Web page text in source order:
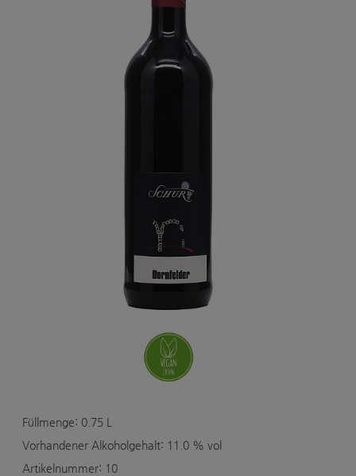
Füllmenge: 0.75 L
Vorhandener Alkoholgehalt: 11.0 % vol
Artikelnummer: 10